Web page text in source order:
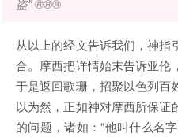
盗” ®®®
从以上的经文告诉我们，神
合。摩西把详情始末告诉亚伦
于是返回歌珊，招聚以色列百
以为然，正如神对摩西所保
的问题，诸如：“他叫什么名